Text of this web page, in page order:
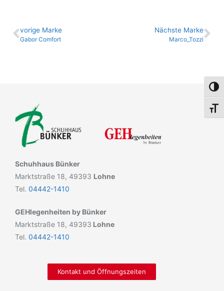
vo­ri­ge Marke
Gabor Comfort
Nächste Marke
Marco_Tozzi
Schuhhaus Bünker
Marktstraße 18, 49393 Lohne
Tel. 04442-1410
GEHlegenheiten by Bünker
Marktstraße 18, 49393 Lohne
Tel. 04442-1410
Kontakt und Öffnungszeiten